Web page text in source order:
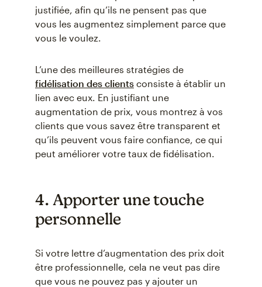
justifiée, afin qu’ils ne pensent pas que
vous les augmentez simplement parce que
vous le voulez.
L’une des meilleures stratégies de
fidélisation des clients consiste à établir un
lien avec eux. En justifiant une
augmentation de prix, vous montrez à vos
clients que vous savez être transparent et
qu’ils peuvent vous faire confiance, ce qui
peut améliorer votre taux de fidélisation.
4. Apporter une touche
personnelle
Si votre lettre d’augmentation des prix doit
être professionnelle, cela ne veut pas dire
que vous ne pouvez pas y ajouter un